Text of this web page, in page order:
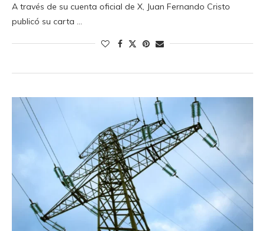
A través de su cuenta oficial de X, Juan Fernando Cristo
publicó su carta …